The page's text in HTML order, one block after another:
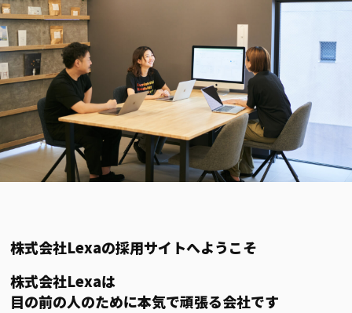
株式会社Lexaの採用サイトへようこそ
株式会社Lexaは
目の前の人のために本気で頑張る会社です